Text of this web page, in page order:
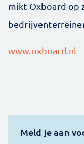
mikt Oxboard op
www.oxboard.nl
Meld je aan